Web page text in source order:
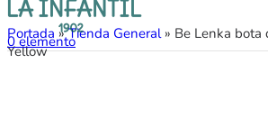
0elemento
Portada »Tienda General» Be Lenka bota
Yellow